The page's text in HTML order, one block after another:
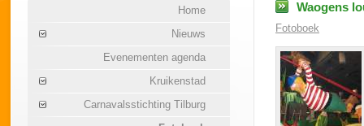
Home
Nieuws
Evenementen agenda
Kruikenstad
Carnavalsstichting Tilburg
Waogens
Fotoboek